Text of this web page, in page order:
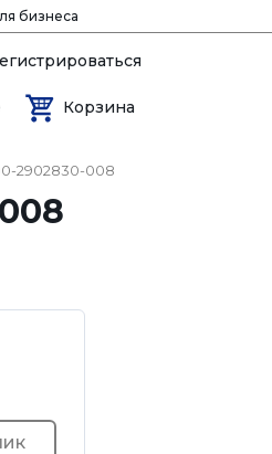
бизнеса
Корзина
2902830-008